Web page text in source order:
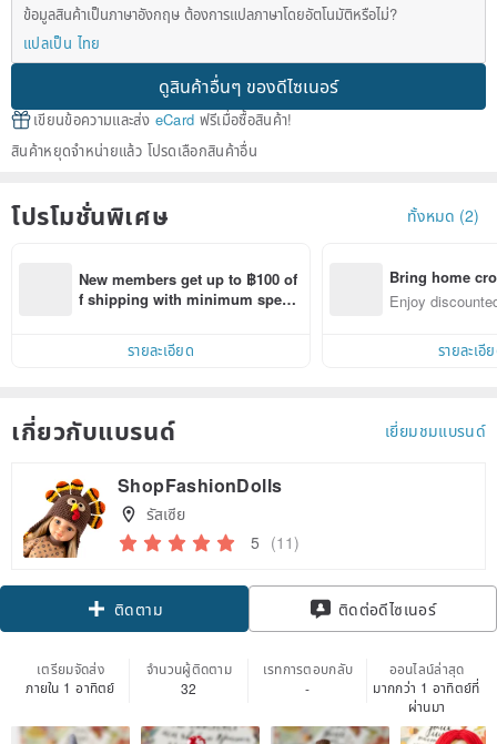
ข้อมูลสินค้าเป็นภาษาอังกฤษ ต้องการแปลภาษาโดยอัตโนมัติหรือไม่?
แปลเป็น ไทย
ดูสินค้าอื่นๆ ของดีไซเนอร์
เขียนข้อความและส่ง eCard ฟรีเมื่อซื้อสินค้า!
สินค้าหยุดจำหน่ายแล้ว โปรดเลือกสินค้าอื่น
โปรโมชั่นพิเศษ ทั้งหมด (2)
New members get up to ฿100 of
f shipping with minimum spen
within 7 days!
รายละเอียด
Bring home
n with ease
Enjoy
รายละเอี
เกี่ยวกับแบรนด์ เยี่ยมชมแบรนด์
ShopFashionDolls
รัสเซีย
5 (11)
ติดตาม ติดต่อดีไซเนอร์
เตรียมจัดส่ง
ภายใน 1 อาทิตย์
จำนวนผู้ติดตาม
32
เรทการตอบกลับ
-
ออนไลน์ล่าสุด
มากกว่า 1 อาทิตย์ที่
ผ่านมา